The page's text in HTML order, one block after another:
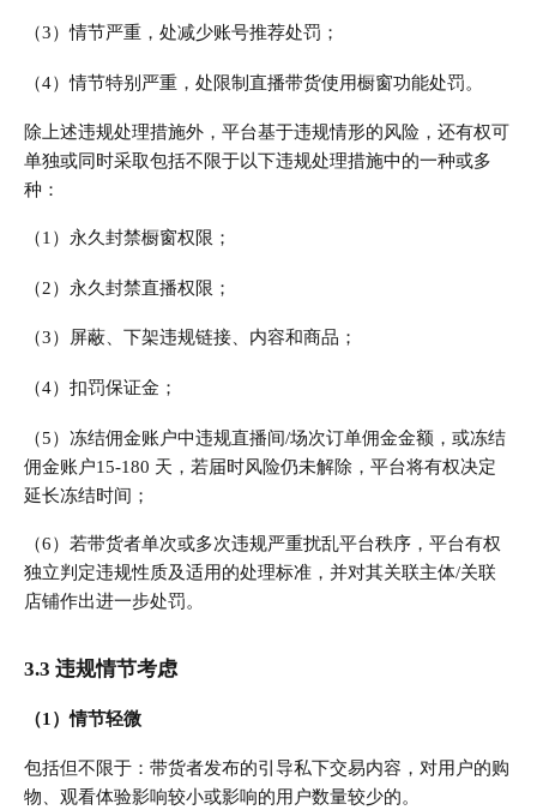
（3）情节严重，处减少账号推荐处罚；
（4）情节特别严重，处限制直播带货使用橱窗功能处罚。
除上述违规处理措施外，平台基于违规情形的风险，还有权可
单独或同时采取包括不限于以下违规处理措施中的一种或多
种：
（1）永久封禁橱窗权限；
（2）永久封禁直播权限；
（3）屏蔽、下架违规链接、内容和商品；
（4）扣罚保证金；
（5）冻结佣金账户中违规直播间/场次订单佣金金额，或冻结
佣金账户15-180 天，若届时风险仍未解除，平台将有权决定
延长冻结时间；
（6）若带货者单次或多次违规严重扰乱平台秩序，平台有权
独立判定违规性质及适用的处理标准，并对其关联主体/关联
店铺作出进一步处罚。
3.3 违规情节考虑
（1）情节轻微
包括但不限于：带货者发布的引导私下交易内容，对用户的购
物、观看体验影响较小或影响的用户数量较少的。